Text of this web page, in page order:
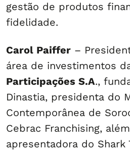
gestão de produtos
fidelidade.
Carol Paiffer –
área de investimentos
Participações S.A.,
Dinastia, presidenta do
Contemporânea de
Cebrac Franchising,
apresentadora do Shark